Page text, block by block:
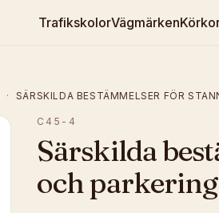
TrafikskolorVägmärken
· SÄRSKILDA BESTÄMMELSER FÖR
C45-4
Särskilda
och parkering